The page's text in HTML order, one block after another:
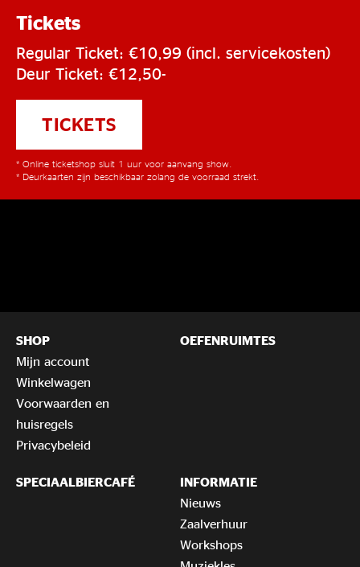
Tickets
Regular Ticket: €10,99 (incl. servicekosten)
Deur Ticket: €12,50-
TICKETS
* Online ticketshop sluit 1 uur voor aanvang show.
* Deurkaarten zijn beschikbaar zolang de voorraad strekt.
SHOP
Mijn account
Winkelwagen
Voorwaarden en
huisregels
Privacybeleid
OEFENRUIMTES
SPECIAALBIERCAFÉ
INFORMATIE
Nieuws
Zaalverhuur
Workshops